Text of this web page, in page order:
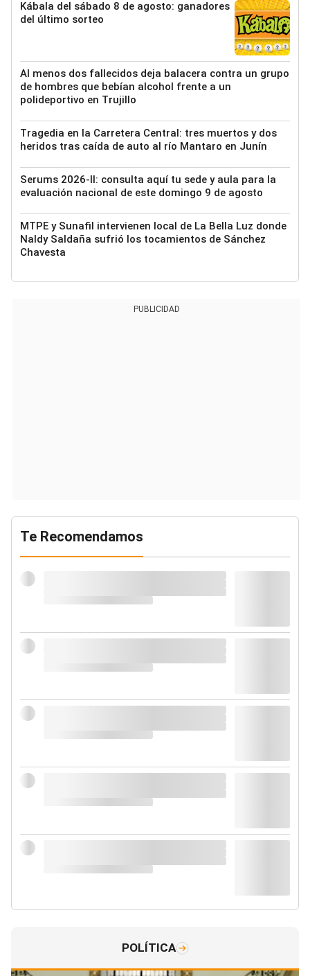
Kábala del sábado 8 de agosto: ganadores
del último sorteo
Al menos dos fallecidos deja balacera contra un grupo
de hombres que bebían alcohol frente a un
polideportivo en Trujillo
Tragedia en la Carretera Central: tres muertos y dos
heridos tras caída de auto al río Mantaro en Junín
Serums 2026-II: consulta aquí tu sede y aula para la
evaluación nacional de este domingo 9 de agosto
MTPE y Sunafil intervienen local de La Bella Luz donde
Naldy Saldaña sufrió los tocamientos de Sánchez
Chavesta
PUBLICIDAD
Te Recomendamos
POLÍTICA